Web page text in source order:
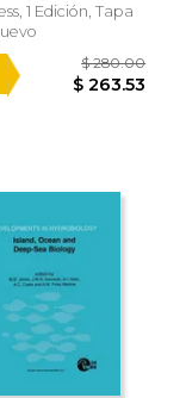
$
1 Edición, Tapa